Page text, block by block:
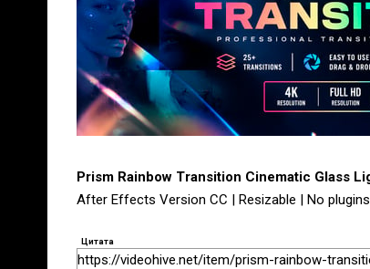
Prism Rainbow Transition Cinematic Glass
After Effects Version CC | Resizable | No
Цитата
https://videohive.net/item/prism-rainbow-